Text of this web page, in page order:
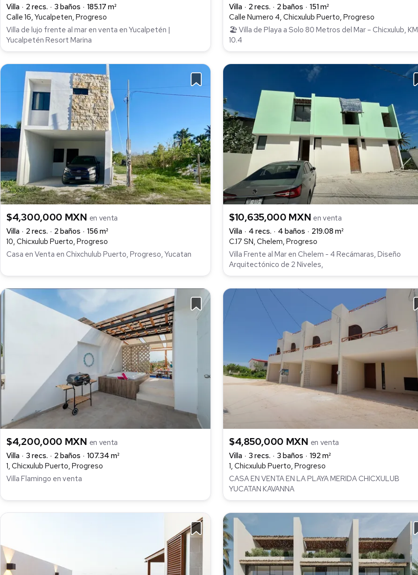
Villa
2 recs. 3 baños
185.17 m²
Calle 16, Yucalpeten, Progreso
Villa de lujo frente al mar en venta en Yucalpetén |
Yucalpetén Resort Marina
Villa
2 recs. 2 baños
151 m²
Calle Numero 4, Chicxulub Puerto, Progreso
🏖️ Villa de Playa a Solo 80 Metros del Mar – Chicxulub, KM
10.4
$4,300,000 MXN en venta
Villa
2 recs. 2 baños
156 m²
10, Chicxulub Puerto, Progreso
Casa en Venta en Chixchulub Puerto, Progreso, Yucatan
$10,635,000 MXN en venta
Villa
4 recs. 4 baños
219.08 m²
C.17 SN, Chelem, Progreso
Villa Frente al Mar en Chelem - 4 Recámaras, Diseño
Arquitectónico de 2 Niveles,
$4,200,000 MXN en venta
Villa
3 recs. 2 baños
107.34 m²
1, Chicxulub Puerto, Progreso
Villa Flamingo en venta
$4,850,000 MXN en venta
Villa
3 recs. 3 baños
192 m²
1, Chicxulub Puerto, Progreso
CASA EN VENTA EN LA PLAYA MERIDA CHICXULUB
YUCATAN KAVANNA